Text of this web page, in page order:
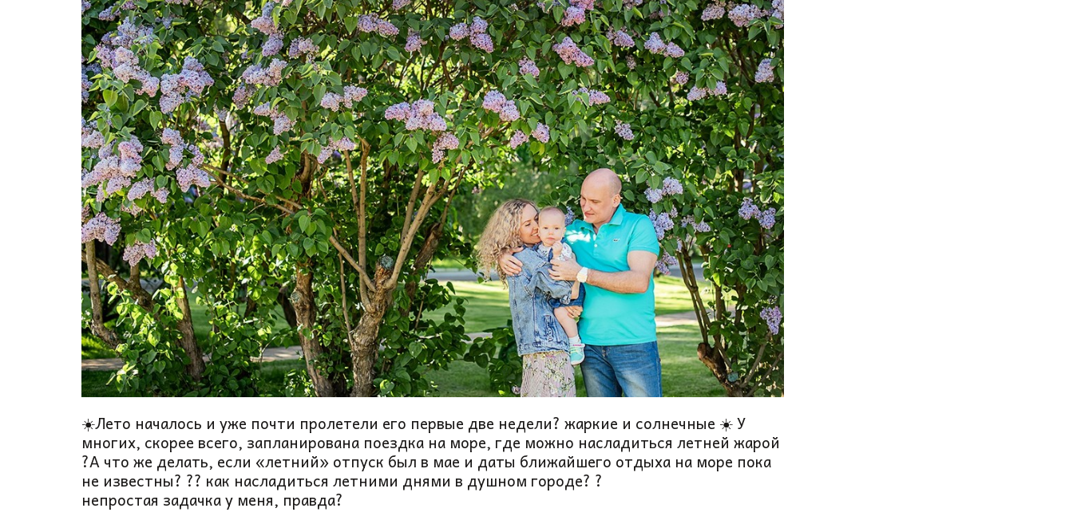
☀️Лето началось и уже почти пролетели его первые две недели? жаркие и солнечные ☀️ У
многих, скорее всего, запланирована поездка на море, где можно насладиться летней жарой
?А что же делать, если «летний» отпуск был в мае и даты ближайшего отдыха на море пока
не известны? ?? как насладиться летними днями в душном городе? ?
непростая задачка у меня, правда?